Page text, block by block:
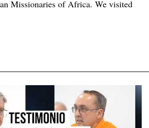
Missionaries of Africa. We visited